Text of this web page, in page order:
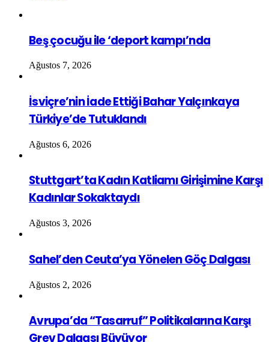
Beş çocuğu ile ‘deport kampı’nda
Ağustos 7, 2026
İsviçre’nin İade Ettiği Bahar Yalçınkaya
Türkiye’de Tutuklandı
Ağustos 6, 2026
Stuttgart’ta Kadın Katliamı Girişimine Karşı
Kadınlar Sokaktaydı
Ağustos 3, 2026
Sahel’den Ceuta’ya Yönelen Göç Dalgası
Ağustos 2, 2026
Avrupa’da “Tasarruf” Politikalarına Karşı
Grev Dalgası Büyüyor